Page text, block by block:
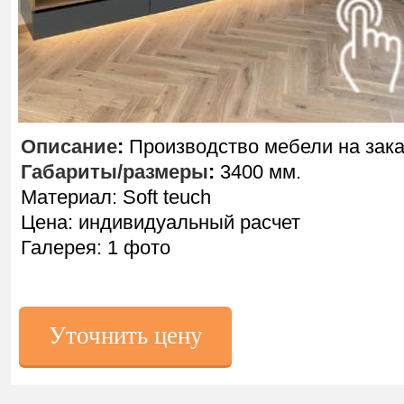
Описание: Производство мебели на
Габариты/размеры: 3400 мм.
Материал: Soft teuch
Цена: индивидуальный расчет
Галерея: 1 фото
Уточнить цену